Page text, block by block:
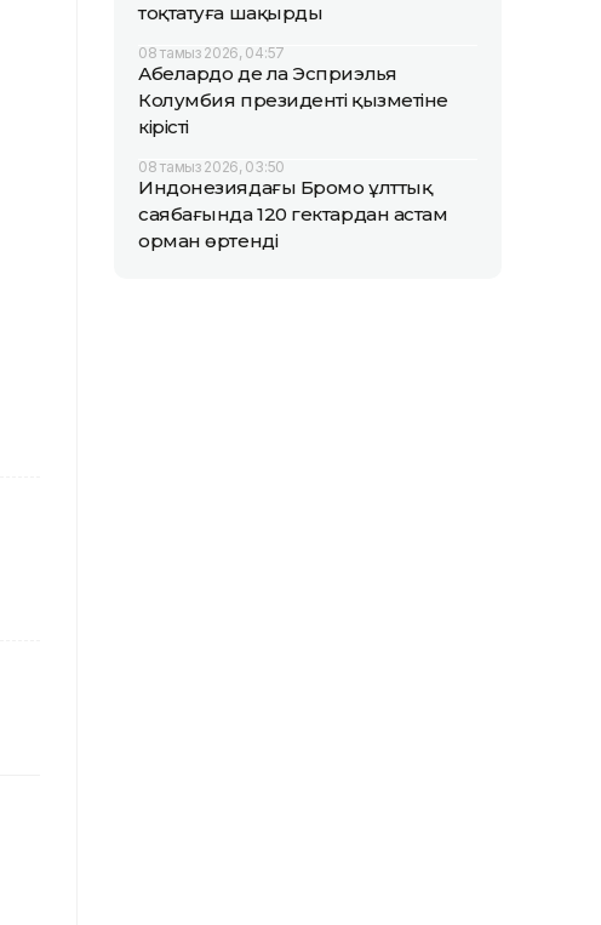
тоқтатуға шақырды
08 тамыз 2026, 04:57
Абелардо де ла Эсприэлья
Колумбия президенті қызметіне
кірісті
08 тамыз 2026, 03:50
Индонезиядағы Бромо ұлттық
саябағында 120 гектардан астам
орман өртенді